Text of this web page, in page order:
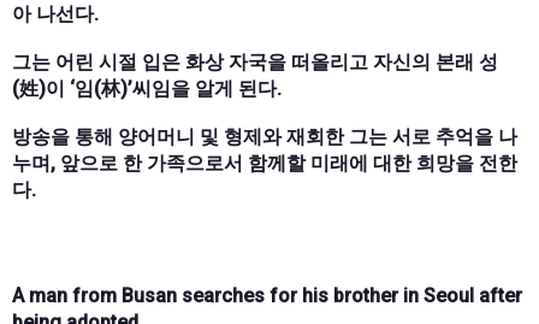
아 나선다.
그는 어린 시절 입은 화상 자국을 떠올리고 자신의 본래 성
(姓)이 ‘임(林)’씨임을 알게 된다.
방송을 통해 양어머니 및 형제와 재회한 그는 서로 추억을 나
누며, 앞으로 한 가족으로서 함께할 미래에 대한 희망을 전한
다.
A man from Busan searches for his brother in Seoul after